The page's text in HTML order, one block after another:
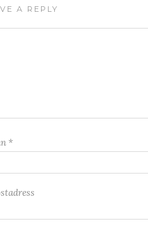
A REPLY
*